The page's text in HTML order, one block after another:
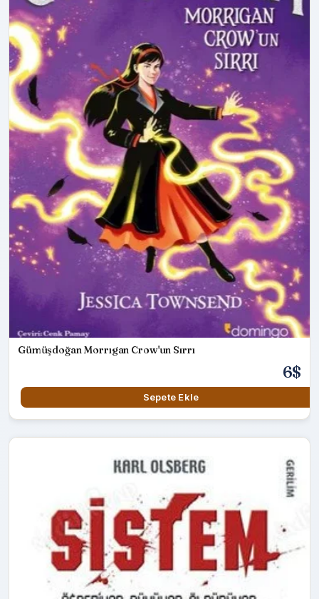
Gümüşdoğan Morrıgan Crow'un Sırrı
6$
Sepete Ekle